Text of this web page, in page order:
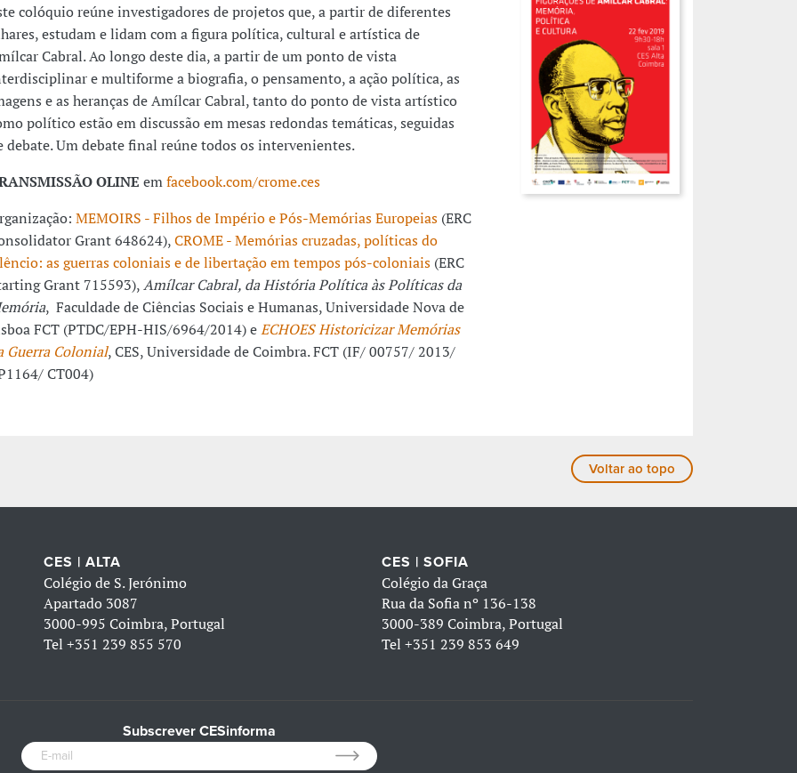
colóquio reúne investigadores de projetos que, a partir de diferentes
estudam e lidam com a figura política, cultural e artística de
Cabral. Ao longo deste dia, a partir de um ponto de vista
e multiforme a biografia, o pensamento, a ação política, as
e as heranças de Amílcar Cabral, tanto do ponto de vista artístico
político estão em discussão em mesas redondas temáticas, seguidas
debate. Um debate final reúne todos os intervenientes.
OLINE emfacebook.com/crome.ces
MEMOIRS - Filhos de Império e Pós-Memórias Europeias(ERC
Grant 648624),CROME - Memórias cruzadas, políticas do
as guerras coloniais e de libertação em tempos pós-coloniais(ERC
Grant 715593),Amílcar Cabral, da História Política às Políticas da
, Faculdade de Ciências Sociais e Humanas, Universidade Nova de
FCT (PTDC/EPH-HIS/6964/2014) eECHOES Historicizar Memórias
Guerra Colonial, CES, Universidade de Coimbra. FCT (IF/ 00757/ 2013/
CT004)
Voltar ao topo
CES | ALTA
Colégio de S. Jerónimo
Apartado 3087
3000-995 Coimbra, Portugal
Tel+351 239 855 570
CES | SOFIA
Colégio da Graça
Rua da Sofia nº 136-138
3000-389 Coimbra, Portugal
Tel +351 239 853 649
Subscrever CESinforma